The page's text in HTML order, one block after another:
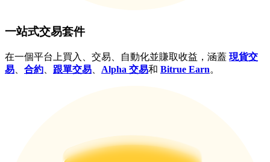
Crypto World Cup 2026: Grand Finale
77,777+3k Rewards
一站式交易套件
在一個平台上買入、交易、自動化並賺取收益，涵蓋 現貨交
易
合約 跟單交易 Alpha 交易和 Bitrue Earn。